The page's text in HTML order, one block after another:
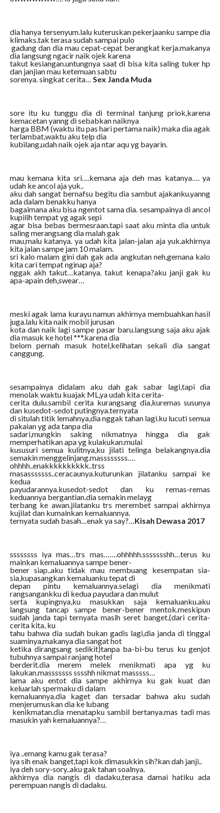
dia hanya tersenyum.lalu kuteruskan pekerjaanku sampe dia
klimaks.tak terasa sudah sampai pulo
gadung dan dia mau cepat-cepat berangkat kerja.makanya
dia langsung ngacir naik ojek karena
takut kesiangan.untungnya saat di bisa kita saling tuker hp
dan janjian mau ketemuan sabtu
sorenya. singkat cerita… Sex Janda Muda
sore itu ku tunggu dia di terminal tanjung priok,karena
kemacetan yanng di sebabkan naiknya
harga BBM (waktu itu pas hari pertama naik) maka dia agak
terlambat,waktu aku telp dia
kubilang,udah naik ojek aja ntar aqu yg bayarin.
mau kemana kita sri….kemana aja deh mas katanya…. ya
udah ke ancol aja yuk..
aku dah sangat bernafsu begitu dia sambut ajakanku.yanng
ada dalam benakku hanya
bagaimana aku bisa ngentot sama dia. sesampainya di ancol
kupilih tempat yg agak sepi
agar bisa bebas bermesraan.tapi saat aku minta dia untuk
saling merangsang dia malah gak
mau,malu katanya. ya udah kita jalan-jalan aja yuk.akhirnya
kita jalan sampe jam 10 malam.
sri kalo malam gini dah gak ada angkutan neh,gemana kalo
kita cari tempat nginap aja?
nggak akh takut…katanya. takut kenapa?aku janji gak ku
apa-apain deh,swear…
meski agak lama kurayu namun akhirnya membuahkan hasil
juga.lalu kita naik mobil jurusan
kota dan naik lagi sampe pasar baru.langsung saja aku ajak
dia masuk ke hotel ***.karena dia
belom pernah masuk hotel,kelihatan sekali dia sangat
canggung.
sesampainya didalam aku dah gak sabar lagi,tapi dia
menolak waktu kuajak ML,ya udah kita cerita-
cerita dulu.sambil cerita kurangsang dia,kuremas susunya
dan kusedot-sedot putingnya.ternyata
di situlah titik lemahnya,dia nggak tahan lagi.ku lucuti semua
pakaian yg ada tanpa dia
sadari,mungkin saking nikmatnya hingga dia gak
memperhatikan apa yg kulakukan.mulai
kususuri semua kulitnya,ku jilati telinga belakangnya.dia
semakin menggelinjang.massssssss….
ohhhh..enakkkkkkkkkk..trss
masasssssss..ceracaunya.kuturunkan jilatanku sampai ke
kedua
payudarannya.kusedot-sedot dan ku remas-remas
keduannya bergantian.dia semakin melayg
terbang ke awan.jilatanku trs merembet sampai akhirnya
kujilat dan kumainkan kemaluannya.
ternyata sudah basah…enak ya say?…Kisah Dewasa 2017
ssssssss iya mas…trs mas…….ohhhhh.ssssssshh…terus ku
mainkan kemaluannya sampe bener-
bener siap..aku tidak mau membuang kesempatan sia-
sia,kupasangkan kemaluanku tepat di
depan pintu kemaluannya.selagi dia menikmati
rangsangankku di kedua payudara dan mulut
serta kupingnya,ku masukkan saja kemaluanku.aku
langsung tancap sampe bener-bener mentok.meskipun
sudah janda tapi ternyata masih seret banget.(dari cerita-
cerita kita, ku
tahu bahwa dia sudah bukan gadis lagi,dia janda di tinggal
suaminya,makanya dia sangat hot
ketika dirangsang sedikit)tanpa ba-bi-bu terus ku genjot
tubuhnya sampai ranjang hotel
berderit.dia merem melek menikmati apa yg ku
lakukan.masssssss sssshh nikmat masssss…
lama aku entot dia sampe akhirnya ku gak kuat dan
keluarlah spermaku di dalam
kemaluannya.dia kaget dan tersadar bahwa aku sudah
menjerumuskan dia ke lubang
kenikmatan.dia menatapku sambil bertanya.mas tadi mas
masukin yah kemaluannya?…
iya ..emang kamu gak terasa?
iya sih enak banget,tapi kok dimasukkin sih?kan dah janji..
iya deh sory-sory..aku gak tahan soalnya.
akhirnya dia nangis di dadaku,terasa damai hatiku ada
perempuan nangis di dadaku.